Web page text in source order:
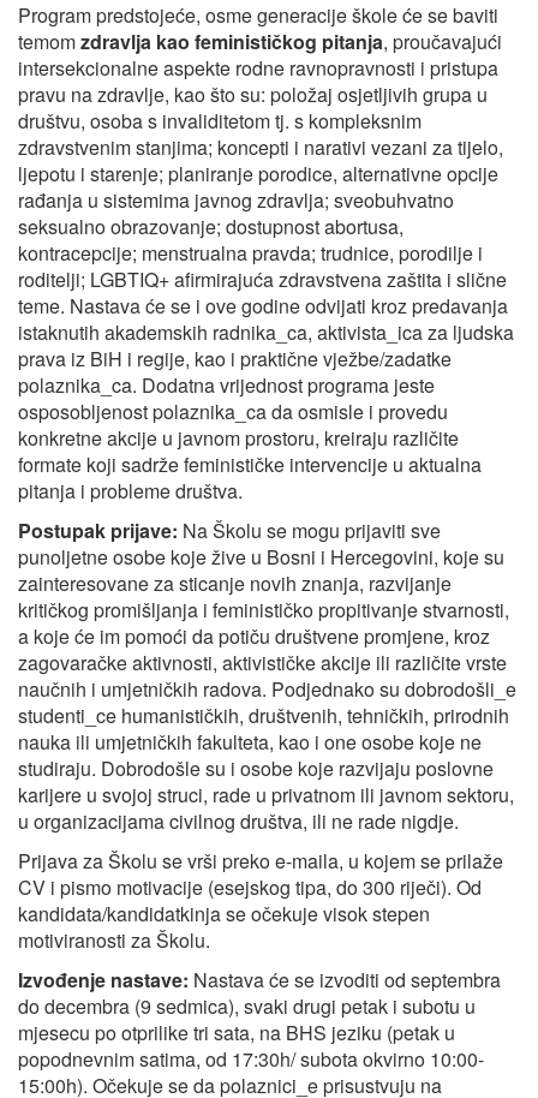
Program predstojeće, osme generacije škole će se baviti
temomzdravlja kao feminističkog pitanja, proučavajući
intersekcionalne aspekte rodne ravnopravnosti i pristupa
pravu na zdravlje, kao što su: položaj osjetljivih grupa u
društvu, osoba s invaliditetom tj. s kompleksnim
zdravstvenim stanjima; koncepti i narativi vezani za tijelo,
ljepotu i starenje; planiranje porodice, alternativne opcije
rađanja u sistemima javnog zdravlja; sveobuhvatno
seksualno obrazovanje; dostupnost abortusa,
kontracepcije; menstrualna pravda; trudnice, porodilje i
roditelji; LGBTIQ+ afirmirajuća zdravstvena zaštita i slične
teme. Nastava će se i ove godine odvijati kroz predavanja
istaknutih akademskih radnika_ca, aktivista_ica za ljudska
prava iz BiH i regije, kao i praktične vježbe/zadatke
polaznika_ca. Dodatna vrijednost programa jeste
osposobljenost polaznika_ca da osmisle i provedu
konkretne akcije u javnom prostoru, kreiraju različite
formate koji sadrže feminističke intervencije u aktualna
pitanja i probleme društva.
Postupak prijave: Na Školu se mogu prijaviti sve
punoljetne osobe koje žive u Bosni i Hercegovini, koje su
zainteresovane za sticanje novih znanja, razvijanje
kritičkog promišljanja i feminističko propitivanje stvarnosti,
a koje će im pomoći da potiču društvene promjene, kroz
zagovaračke aktivnosti, aktivističke akcije ili različite vrste
naučnih i umjetničkih radova. Podjednako su dobrodošli_e
studenti_ce humanističkih, društvenih, tehničkih, prirodnih
nauka ili umjetničkih fakulteta, kao i one osobe koje ne
studiraju. Dobrodošle su i osobe koje razvijaju poslovne
karijere u svojoj struci, rade u privatnom ili javnom sektoru,
u organizacijama civilnog društva, ili ne rade nigdje.
Prijava za Školu se vrši preko e-maila, u kojem se prilaže
CV i pismo motivacije (esejskog tipa, do 300 riječi). Od
kandidata/kandidatkinja se očekuje visok stepen
motiviranosti za Školu.
Izvođenje nastave: Nastava će se izvoditi od septembra
do decembra (9 sedmica), svaki drugi petak i subotu u
mjesecu po otprilike tri sata, na BHS jeziku (petak u
popodnevnim satima, od 17:30h/ subota okvirno 10:00-
15:00h). Očekuje se da polaznici_e prisustvuju na